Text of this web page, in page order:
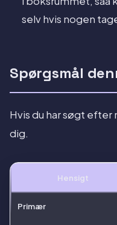
selv hvis nogen
Spørgsmål
Hvis du har søgt
dig.
Hensigt
Primær